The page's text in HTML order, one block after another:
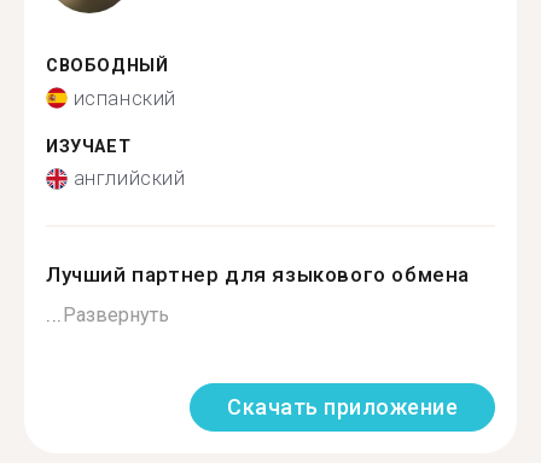
СВОБОДНЫЙ
испанский
ИЗУЧАЕТ
английский
Лучший партнер для языкового обмена
...Развернуть
Скачать приложение